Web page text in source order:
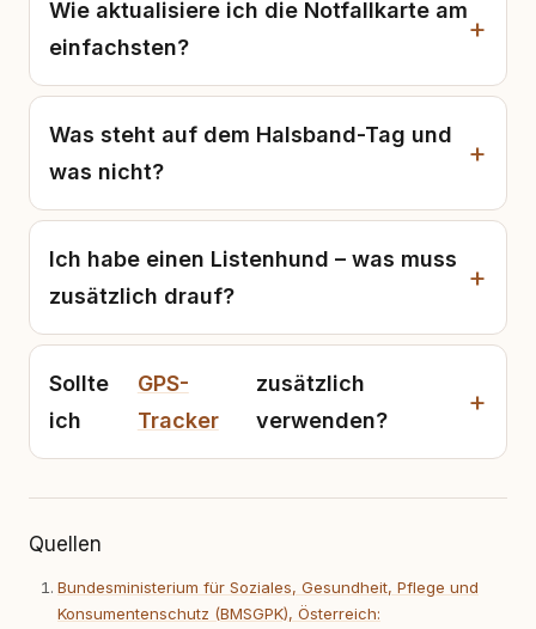
Wie aktualisiere ich die Notfallkarte am
einfachsten?
Was steht auf dem Halsband-Tag und
was nicht?
Ich habe einen Listenhund – was muss
zusätzlich drauf?
Sollte
ich
GPS-
Tracker
zusätzlich
verwenden?
Quellen
Bundesministerium für Soziales, Gesundheit, Pflege und
Konsumentenschutz (BMSGPK), Österreich: